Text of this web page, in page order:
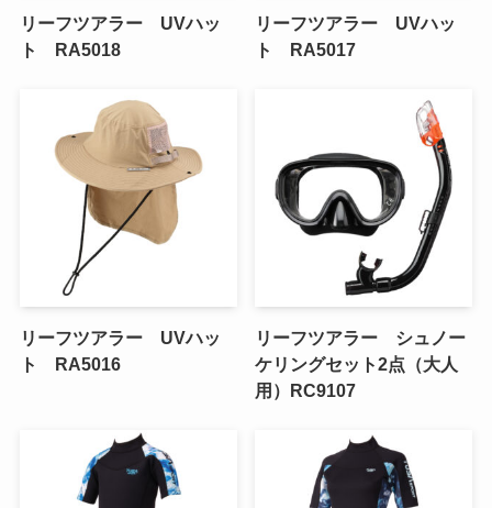
リーフツアラー UVハッ
ト RA5018
リーフツアラー UVハッ
ト RA5017
リーフツアラー UVハッ
ト RA5016
リーフツアラー シュノー
ケリングセット2点（大人
用）RC9107